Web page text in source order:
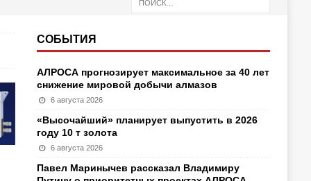
СОБЫТИЯ
АЛРОСА прогнозирует максимальное за 40 лет
снижение мировой добычи алмазов
6 августа 2026
«Высочайший» планирует выпустить в 2026
году 10 т золота
6 августа 2026
Павел Маринычев рассказал Владимиру